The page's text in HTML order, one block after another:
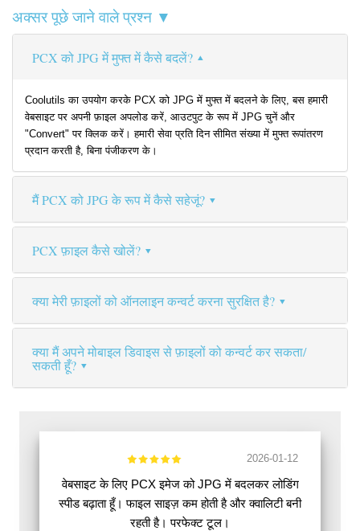
अक्सर पूछे जाने वाले प्रश्न ▼
PCX को JPG में मुफ्त में कैसे बदलें?
Coolutils का उपयोग करके PCX को JPG में मुफ्त में बदलने के लिए, बस हमारी
वेबसाइट पर अपनी फ़ाइल अपलोड करें, आउटपुट के रूप में JPG चुनें और
"Convert" पर क्लिक करें। हमारी सेवा प्रति दिन सीमित संख्या में मुफ्त रूपांतरण
प्रदान करती है, बिना पंजीकरण के।
मैं PCX को JPG के रूप में कैसे सहेजूं?
PCX फ़ाइल कैसे खोलें?
क्या मेरी फ़ाइलों को ऑनलाइन कन्वर्ट करना सुरक्षित है?
क्या मैं अपने मोबाइल डिवाइस से फ़ाइलों को कन्वर्ट कर सकता/
सकती हूँ?
2026-01-12
वेबसाइट के लिए PCX इमेज को JPG में बदलकर लोडिंग
स्पीड बढ़ाता हूँ। फाइल साइज़ कम होती है और क्वालिटी बनी
रहती है। परफेक्ट टूल।